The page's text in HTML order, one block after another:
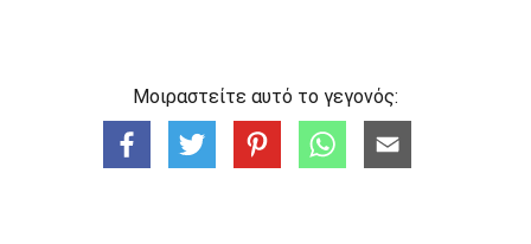
Μοιραστείτε αυτό το γεγονός: